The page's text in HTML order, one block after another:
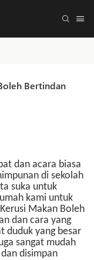
Bertindan
dan acara biasa
di sekolah
suka untuk
kami untuk
Makan Boleh
dan cara yang
duduk yang besar
sangat mudah
disimpan